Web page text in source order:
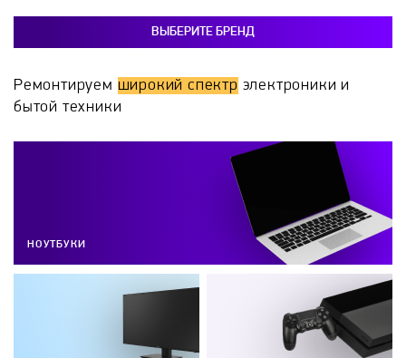
ВЫБЕРИТЕ БРЕНД
Ремонтируем широкий спектр электроники и
бытой техники
НОУТБУКИ